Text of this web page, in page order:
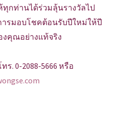
ทุกท่านได้ร่วมลุ้นรางวัลไป
ารมอบโชคต้อนรับปีใหม่ให้ปี
คุณอย่างแท้จริง
. 0-2088-5666 หรือ